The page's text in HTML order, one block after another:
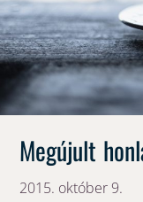
Megújult
2015. október 9.